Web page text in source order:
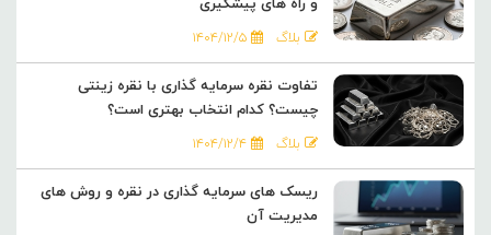
بلاگ ۱۴۰۴/۱۲/۵
تفاوت نقره سرمایه گذاری با نقره زینتی
چیست؟ کدام انتخاب بهتری است؟
بلاگ ۱۴۰۴/۱۲/۴
ریسک های سرمایه گذاری در نقره و روش های
مدیریت آن